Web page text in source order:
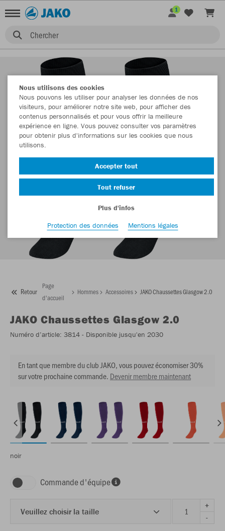
Chercher
1
Retour
Page
d'accueil
Hommes Accessoires JAKO Chaussettes Glasgow 2.0
JAKO Chaussettes Glasgow 2.0
Numéro d’article: 3814 - Disponible jusqu'en 2030
En tant que membre du club JAKO, vous pouvez économiser 30%
sur votre prochaine commande. Devenir membre maintenant
noir
Commande d'équipe
Veuillez choisir la taille
+
-
Nous utilisons des cookies
Nous pouvons les utiliser pour analyser les données de nos
visiteurs, pour améliorer notre site web, pour afficher des
contenus personnalisés et pour vous offrir la meilleure
expérience en ligne. Vous pouvez consulter vos paramètres
pour obtenir plus d'informations sur les cookies que nous
utilisons.
Accepter tout
Tout refuser
Plus d'infos
Protection des données
Mentions légales